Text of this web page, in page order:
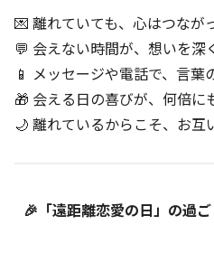
💌 離れていても、心はつなが
💬 会えない時間が、想いを深
📱 メッセージや電話で、言葉
🎁 会える日の喜びが、何倍に
🌙 離れているからこそ、お互
🎉「遠距離恋愛の日」の過